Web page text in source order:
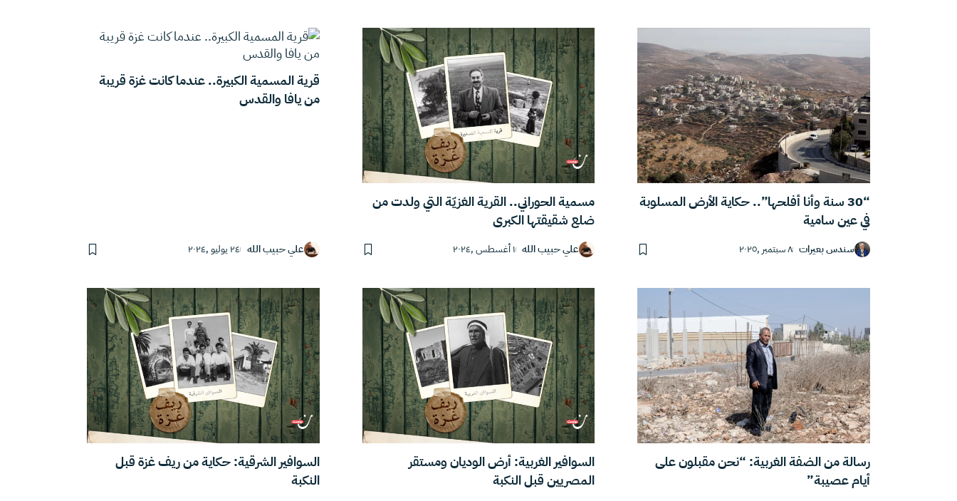
“30 سنة وأنا أفلحها”.. حكاية الأرض المسلوبة
في عين سامية
سندس بعيرات ٨ سبتمبر ,٢٠٢٥
مسمية الحوراني.. القرية الغزيّة التي ولدت من
ضلع شقيقتها الكبرى
علي حبيب الله ١ أغسطس ,٢٠٢٤
قرية المسمية الكبيرة.. عندما كانت غزة قريبة
من يافا والقدس
علي حبيب الله ٢٤ يوليو ,٢٠٢٤
رسالة من الضفة الغربية: “نحن مقبلون على
أيام عصيبة”
السوافير الغربية: أرض الوديان ومستقر
المصريين قبل النكبة
السوافير الشرقية: حكاية من ريف غزة قبل
النكبة